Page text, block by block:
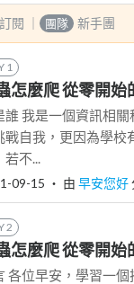
閱 團隊 新手團
1
怎麼爬 從零開始
誰 我是一個資訊相
戰自我，更因為學校
不...
09-15 ‧ 由 早安您好
2
怎麼爬 從零開
各位早安，學習一